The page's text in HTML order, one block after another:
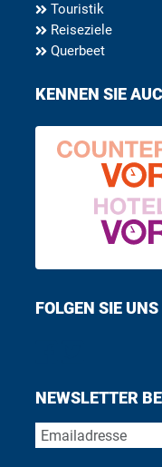
Touristik
Reiseziele
Querbeet
KENNEN SIE
FOLGEN SIE UNS
NEWSLETTER